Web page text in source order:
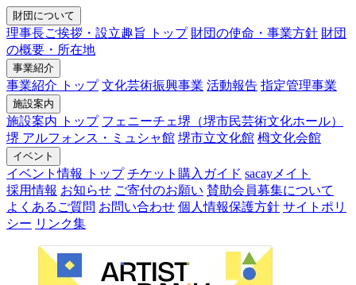
財団について
理事長ご挨拶・設立趣旨 トップ 財団の使命・事業方針 財団
の概要・所在地
事業紹介
事業紹介 トップ 文化芸術振興事業 活動報告 指定管理事業
施設案内
施設案内 トップ フェニーチェ堺（堺市民芸術文化ホール）
堺 アルフォンス・ミュシャ館 堺市立文化館 栂文化会館
イベント
イベント情報 トップ チケット購入ガイド sacayメイト
採用情報 お知らせ ご寄付のお願い 賛助会員募集について
よくあるご質問 お問い合わせ 個人情報保護方針 サイトポリ
シー リンク集